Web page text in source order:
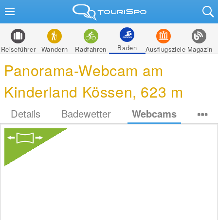
Reiseführer Wandern Radfahren Baden Ausflugsziele Magazin
Panorama-Webcam am
Kinderland Kössen, 623 m
Details Badewetter Webcams